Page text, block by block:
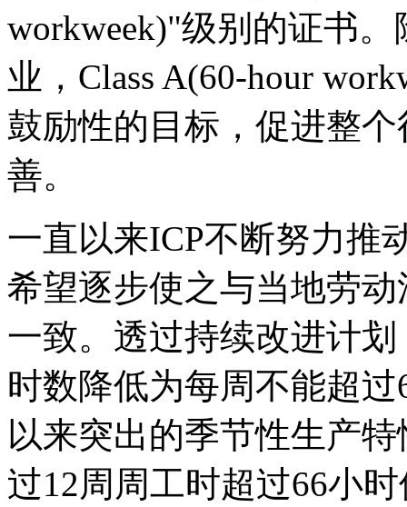
workweek)"级别的证书
业，Class A(60-hour
鼓励性的目标，促进整
善。
一直以来ICP不断努力推
希望逐步使之与当地劳
一致。透过持续改进计
时数降低为每周不能超
以来突出的季节性生产
过12周周工时超过66小